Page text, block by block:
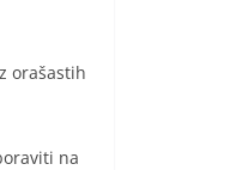
orašastih
na